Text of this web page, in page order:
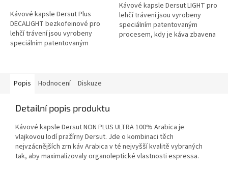
Kávové kapsle Dersut Plus
DECALIGHT bezkofeinové pro
lehčí trávení jsou vyrobeny
speciálním patentovaným
Kávové kapsle Dersut LIGHT pro
lehčí trávení jsou vyrobeny
speciálním patentovaným
procesem, kdy je káva zbavena
Popis Hodnocení Diskuze
Detailní popis produktu
Kávové kapsle Dersut NON PLUS ULTRA 100% Arabica je
vlajkovou lodí pražírny Dersut. Jde o kombinaci těch
nejvzácnějších zrn káv Arabica v té nejvyšší kvalitě vybraných
tak, aby maximalizovaly organoleptické vlastnosti espressa.